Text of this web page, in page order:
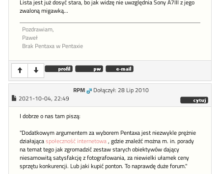
Lista jest już dosyć stara, bo jak widzę nie uwzględnia Sony A7III z jego
zwaloną migawką...
Pozdrawiam,
Paweł
Brak Pentaxa w Pentaxie
RPM
Dołączył: 28 Lip 2010
2021-10-04, 22:49
I dobrze o nas tam piszą:
"Dodatkowym argumentem za wyborem Pentaxa jest niezwykle prężnie
działającaspołeczność internetowa, gdzie znaleźć można m. in. porady
na temat tego jak zgromadzić zestaw starych obiektywów dający
niesamowitą satysfakcję z fotografowania, za niewielki ułamek ceny
sprzętu konkurencji. Lub jaki kupić ponton. To naprawdę duże forum."